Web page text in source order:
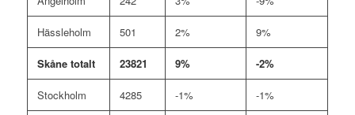
Hässleholm 501 2% 9%
Skåne totalt 23821 9% -2%
Stockholm 4285 -1% -1%